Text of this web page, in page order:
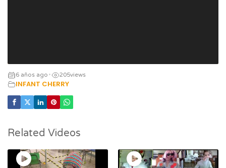
6 años ago • 205views
INFANT CHERRY
Related Videos